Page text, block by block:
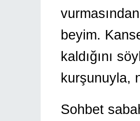
beyim.
kaldığını
kurşunuyla,
Sohbet